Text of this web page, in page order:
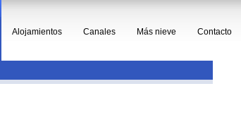
Alojamientos Canales Más nieve Contacto